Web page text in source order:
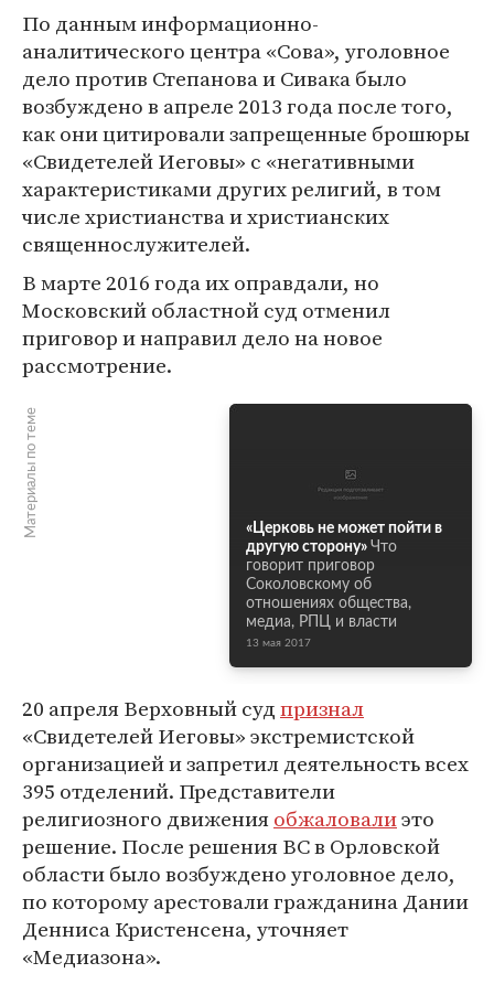
По данным информационно-
аналитического центра «Сова», уголовное
дело против Степанова и Сивака было
возбуждено в апреле 2013 года после того,
как они цитировали запрещенные брошюры
«Свидетелей Иеговы» с «негативными
характеристиками других религий, в том
числе христианства и христианских
священнослужителей.
В марте 2016 года их оправдали, но
Московский областной суд отменил
приговор и направил дело на новое
рассмотрение.
Материалы по теме
«Церковь не может пойти в
другую сторону» Что
говорит приговор
Соколовскому об
отношениях общества,
медиа, РПЦ и власти
13 мая 2017
20 апреля Верховный судпризнал
«Свидетелей Иеговы» экстремистской
организацией и запретил деятельность всех
395 отделений. Представители
религиозного движенияобжаловалиэто
решение. После решения ВС в Орловской
области было возбуждено уголовное дело,
по которому арестовали гражданина Дании
Денниса Кристенсена, уточняет
«Медиазона».